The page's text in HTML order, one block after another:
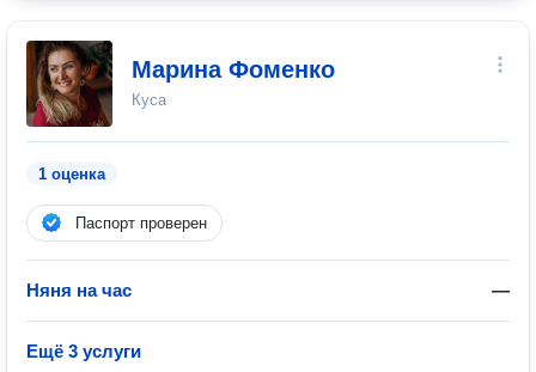
Марина Фоменко
Куса
1 оценка
Паспорт проверен
Няня на час —
Ещё 3 услуги